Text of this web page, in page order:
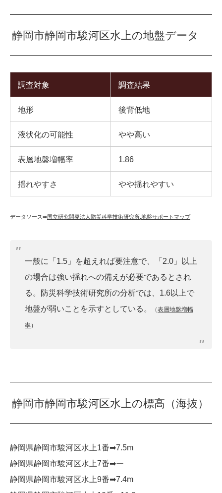
静岡市静岡市駿河区水上の地盤データ
調査対象 調査結果
地形 後背低地
液状化の可能性 やや高い
表層地盤増幅率 1.86
揺れやすさ やや揺れやすい
データソース➡︎国立研究開発法人防災科学技術研究所 地盤サポートマップ
一般に「1.5」を超えれば要注意で、「2.0」以上
の場合は強い揺れへの備えが必要であるとされ
る。防災科学技術研究所の分析では、1.6以上で
地盤が弱いことを示すとしている。
（表層地盤増幅
率）
静岡市静岡市駿河区水上の標高（海抜）
静岡県静岡市駿河区水上1番➡︎7.5m
静岡県静岡市駿河区水上7番➡︎ー
静岡県静岡市駿河区水上9番➡︎7.4m